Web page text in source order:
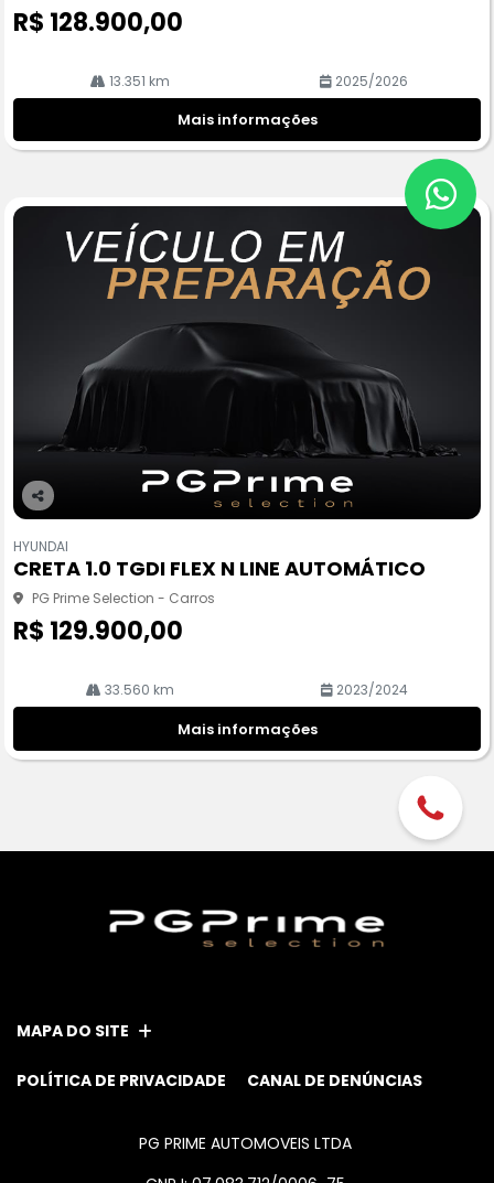
R$ 128.900,00
13.351 km 2025/2026
Mais informações
Co
pa
rtil
he
HYUNDAI
CRETA 1.0 TGDI FLEX N LINE AUTOMÁTICO
PG Prime Selection - Carros
R$ 129.900,00
33.560 km 2023/2024
Mais informações
MAPA DO SITE
POLÍTICA DE PRIVACIDADE CANAL DE DENÚNCIAS
PG PRIME AUTOMOVEIS LTDA